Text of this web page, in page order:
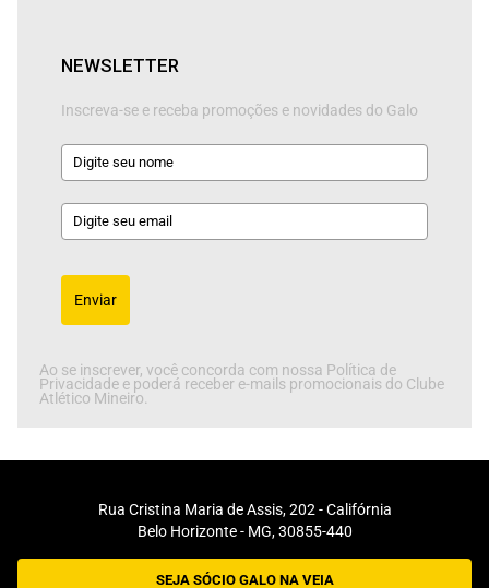
NEWSLETTER
Inscreva-se e receba promoções e novidades do Galo
Enviar
Ao se inscrever, você concorda com nossa Política de
Privacidade e poderá receber e-mails promocionais do Clube
Atlético Mineiro.
Rua Cristina Maria de Assis, 202 - Califórnia
Belo Horizonte - MG, 30855-440
SEJA SÓCIO GALO NA VEIA